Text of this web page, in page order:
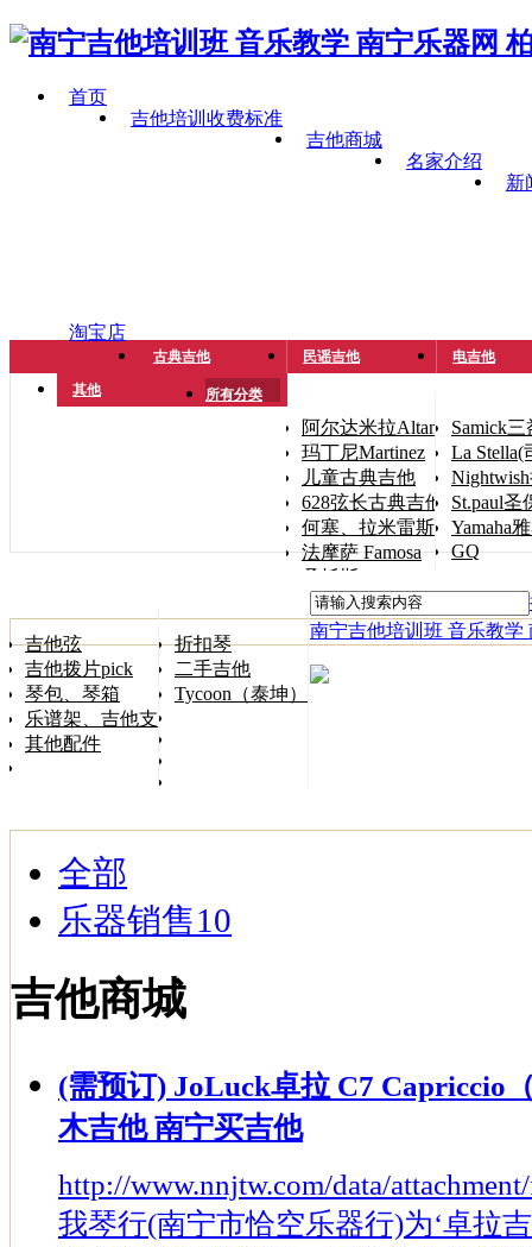
首页
吉他培训收费标准
吉他商城
名家介绍
新
淘宝店
古典吉他 民谣吉他
电吉他
其他
所有分类
阿尔达米拉Altamira
玛丁尼Martinez
儿童古典吉他
628弦长古典吉他（手小人
何塞、拉米雷斯José
法摩萨 Famosa
桑托斯 Songtoos
Samick
La
St.paul圣
Yamaha
GQ
吉他弦
吉他拨片pick
琴包、琴箱
乐谱架、吉他支架
其他配件
折扣琴
二手吉他
Tycoon（泰坤）
南宁吉他培训班 音乐教学
全部
乐器销售10
吉他商城
(需预订) JoLuck卓拉 C7 Capriccio
木吉他 南宁买吉他
http://www.nnjtw.com/data/
我琴行(南宁市恰空乐器行)为‘卓拉